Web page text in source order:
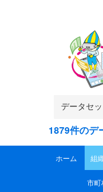
1879件のデ
ホーム 組
市町